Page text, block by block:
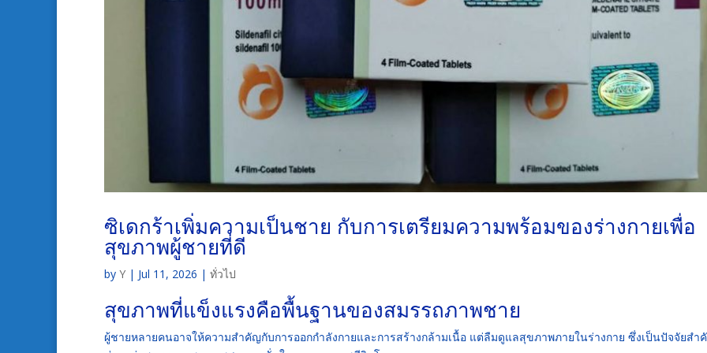
ซิเดกร้าเพิ่มความเป็นชาย กับการเตรียมความพร้อมของร่างกายเพื่อ
สุขภาพผู้ชายที่ดี
by Y | Jul 11, 2026 | ทั่วไป
สุขภาพที่แข็งแรงคือพื้นฐานของสมรรถภาพชาย
ผู้ชายหลายคนอาจให้ความสำคัญกับการออกกำลังกายและการสร้างกล้ามเนื้อ แต่ลืมดูแลสุขภาพภายในร่างกาย ซึ่งเป็นปัจจัยสำ